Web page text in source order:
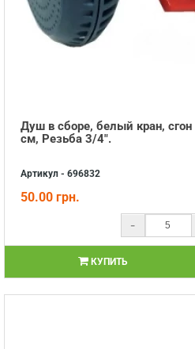
Душ в сборе, белый кран,
см, Резьба 3/4".
Артикул - 696832
50.00 грн.
-
КУПИТЬ